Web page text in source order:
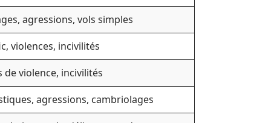
agressions, vols simples
violences, incivilités
de violence, incivilités
agressions, cambriolages